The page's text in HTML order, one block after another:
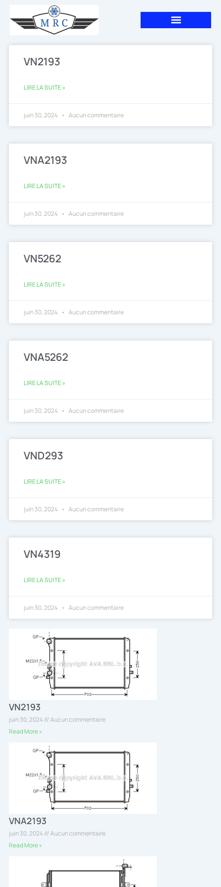
contenu
VN2193
LIRE LA SUITE »
juin 30, 2024 Aucun commentaire
VNA2193
LIRE LA SUITE »
juin 30, 2024 Aucun commentaire
VN5262
LIRE LA SUITE »
juin 30, 2024 Aucun commentaire
VNA5262
LIRE LA SUITE »
juin 30, 2024 Aucun commentaire
VND293
LIRE LA SUITE »
juin 30, 2024 Aucun commentaire
VN4319
LIRE LA SUITE »
juin 30, 2024 Aucun commentaire
VN2193
juin 30, 2024
Aucun commentaire
Read More »
VNA2193
juin 30, 2024
Aucun commentaire
Read More »